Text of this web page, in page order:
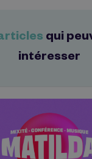
qui
intéresser